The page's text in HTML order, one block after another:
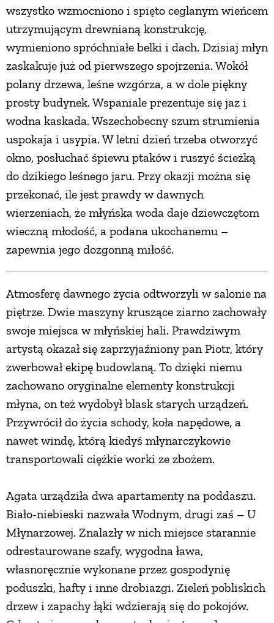
wszystko wzmocniono i spięto ceglanym wieńcem
utrzymującym drewnianą konstrukcję,
wymieniono spróchniałe belki i dach. Dzisiaj młyn
zaskakuje już od pierwszego spojrzenia. Wokół
polany drzewa, leśne wzgórza, a w dole piękny
prosty budynek. Wspaniale prezentuje się jaz i
wodna kaskada. Wszechobecny szum strumienia
uspokaja i usypia. W letni dzień trzeba otworzyć
okno, posłuchać śpiewu ptaków i ruszyć ścieżką
do dzikiego leśnego jaru. Przy okazji można się
przekonać, ile jest prawdy w dawnych
wierzeniach, że młyńska woda daje dziewczętom
wieczną młodość, a podana ukochanemu –
zapewnia jego dozgonną miłość.
Atmosferę dawnego życia odtworzyli w salonie na
piętrze. Dwie maszyny kruszące ziarno zachowały
swoje miejsca w młyńskiej hali. Prawdziwym
artystą okazał się zaprzyjaźniony pan Piotr, który
zwerbował ekipę budowlaną. To dzięki niemu
zachowano oryginalne elementy konstrukcji
młyna, on też wydobył blask starych urządzeń.
Przywrócił do życia schody, koła napędowe, a
nawet windę, którą kiedyś młynarczykowie
transportowali ciężkie worki ze zbożem.
Agata urządziła dwa apartamenty na poddaszu.
Biało-niebieski nazwała Wodnym, drugi zaś – U
Młynarzowej. Znalazły w nich miejsce starannie
odrestaurowane szafy, wygodna ława,
własnoręcznie wykonane przez gospodynię
poduszki, hafty i inne drobiazgi. Zieleń pobliskich
drzew i zapachy łąki wdzierają się do pokojów.